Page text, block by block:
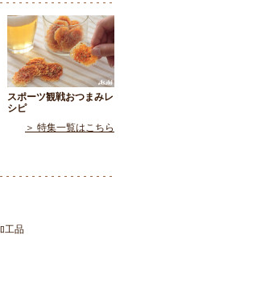
スポーツ観戦おつまみレ
シピ
＞ 特集一覧はこちら
工品